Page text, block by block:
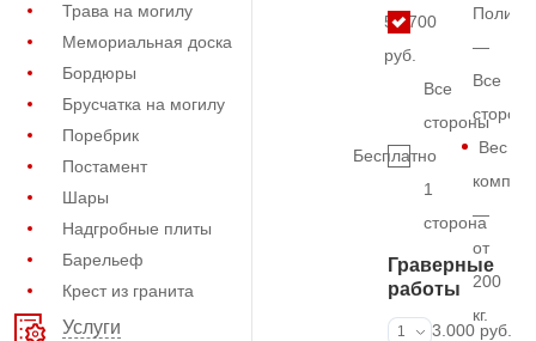
Трава на могилу
Мемориальная доска
Бордюры
Брусчатка на могилу
Поребрик
Постамент
Шары
Надгробные плиты
Барельеф
Крест из гранита
Услуги
53.700
руб.
Все
стороны
Бесплатно
1
сторона
Граверные
работы
ФИО и даты
1
3.000 руб.
—
Все
Вес
—
от
200
кг.